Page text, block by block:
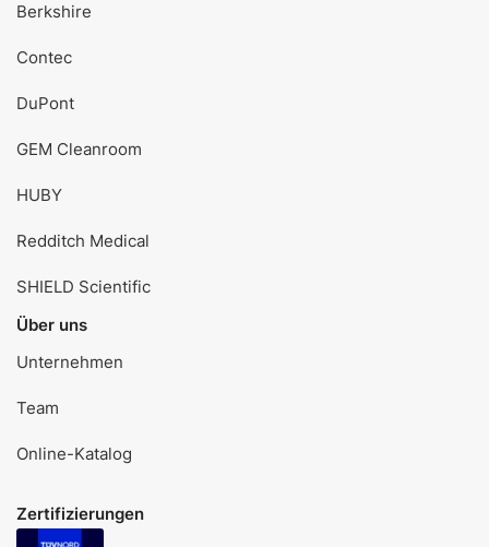
Berkshire
Contec
DuPont
GEM Cleanroom
HUBY
Redditch Medical
SHIELD Scientific
Über uns
Unternehmen
Team
Online-Katalog
Zertifizierungen